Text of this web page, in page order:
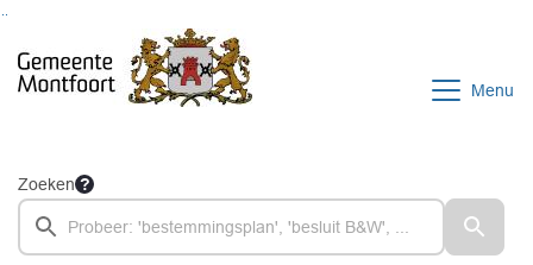
Ga naar de inhoud van deze pagina
Menu
Zoeken